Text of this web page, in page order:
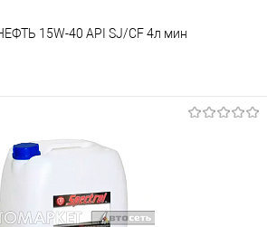
15W-40 API SJ/СF 4л мин
Под заказ